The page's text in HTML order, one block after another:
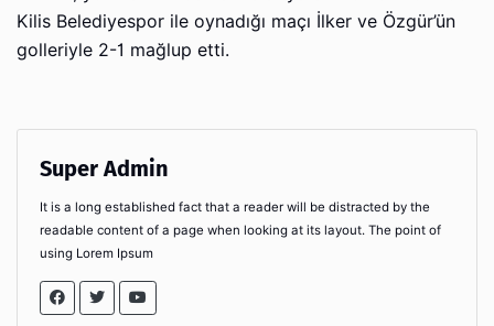
Kilis Belediyespor ile oynadığı maçı İlker ve Özgür’ün
golleriyle 2-1 mağlup etti.
Super Admin
It is a long established fact that a reader will be distracted by the
readable content of a page when looking at its layout. The point of
using Lorem Ipsum